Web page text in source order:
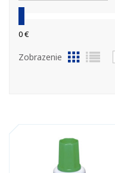
0 €
Zobrazenie